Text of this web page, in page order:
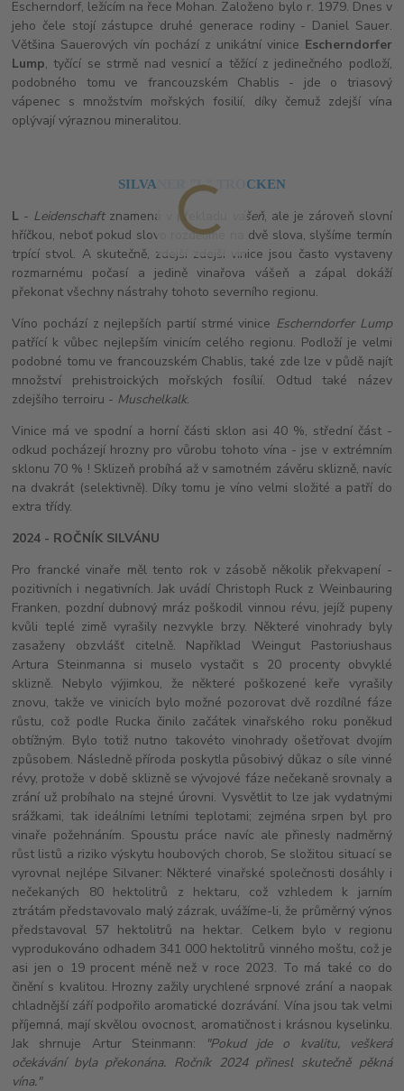
Escherndorf, ležícím na řece Mohan. Založeno bylo r. 1979. Dnes v
jeho čele stojí zástupce druhé generace rodiny - Daniel Sauer.
Většina Sauerových vín pochází z unikátní vinice Escherndorfer
Lump, tyčící se strmě nad vesnicí a těžící z jedinečného podloží,
podobného tomu ve francouzském Chablis - jde o triasový
vápenec s množstvím mořských fosilií, díky čemuž zdejší vína
oplývají výraznou mineralitou.
SILVANER "L" TROCKEN
L - Leidenschaftznamená v překladu vášeň, ale je zároveň slovní
hříčkou, neboť pokud slovo rozdělíme na dvě slova, slyšíme termín
trpící stvol. A skutečně, zdejší zdejší vinice jsou často vystaveny
rozmarnému počasí a jedině vinařova vášeň a zápal dokáží
překonat všechny nástrahy tohoto severního regionu.
Víno pochází z nejlepších partií strmé vinice Escherndorfer Lump
patřící k vůbec nejlepším vinicím celého regionu. Podloží je velmi
podobné tomu ve francouzském Chablis, také zde lze v půdě najít
množství prehistroických mořských fosílií. Odtud také název
zdejšího terroiru - Muschelkalk.
Vinice má ve spodní a horní části sklon asi 40 %, střední část -
odkud pocházejí hrozny pro vůrobu tohoto vína - jse v extrémním
sklonu 70 % ! Sklizeň probíhá až v samotném závěru sklizně, navíc
na dvakrát (selektivně). Díky tomu je víno velmi složité a patří do
extra třídy.
2024 - ROČNÍK SILVÁNU
Pro francké vinaře měl tento rok v zásobě několik překvapení -
pozitivních i negativních. Jak uvádí Christoph Ruck z Weinbauring
Franken, pozdní dubnový mráz poškodil vinnou révu, jejíž pupeny
kvůli teplé zimě vyrašily nezvykle brzy. Některé vinohrady byly
zasaženy obzvlášť citelně. Například Weingut Pastoriushaus
Artura Steinmanna si muselo vystačit s 20 procenty obvyklé
sklizně. Nebylo výjimkou, že některé poškozené keře vyrašily
znovu, takže ve vinicích bylo možné pozorovat dvě rozdílné fáze
růstu, což podle Rucka činilo začátek vinařského roku poněkud
obtížným. Bylo totiž nutno takovéto vinohrady ošetřovat dvojím
způsobem. Následně příroda poskytla působivý důkaz o síle vinné
révy, protože v době sklizně se vývojové fáze nečekaně srovnaly a
zrání už probíhalo na stejné úrovni. Vysvětlit to lze jak vydatnými
srážkami, tak ideálními letními teplotami; zejména srpen byl pro
vinaře požehnáním. Spoustu práce navíc ale přinesly nadměrný
růst listů a riziko výskytu houbových chorob, Se složitou situací se
vyrovnal nejlépe Silvaner: Některé vinařské společnosti dosáhly i
nečekaných 80 hektolitrů z hektaru, což vzhledem k jarním
ztrátám představovalo malý zázrak, uvážíme-li, že průměrný výnos
představoval 57 hektolitrů na hektar. Celkem bylo v regionu
vyprodukováno odhadem 341 000 hektolitrů vinného moštu, což je
asi jen o 19 procent méně než v roce 2023. To má také co do
činění s kvalitou. Hrozny zažily urychlené srpnové zrání a naopak
chladnější září podpořilo aromatické dozrávání. Vína jsou tak velmi
příjemná, mají skvělou ovocnost, aromatičnost i krásnou kyselinku.
Jak shrnuje Artur Steinmann:
"Pokud jde o kvalitu, veškerá
očekávání byla překonána. Ročník 2024 přinesl skutečně pěkná
vína."